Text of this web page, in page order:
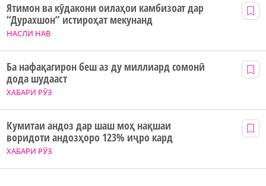
НАСЛИ НАВ
Ятимон ва кӯдакони оилаҳои камбизоат дар
“Дурахшон” истироҳат мекунанд
ХАБАРИ РӮЗ
Ба нафақагирон беш аз ду миллиард сомонӣ
дода шудааст
ХАБАРИ РӮЗ
Кумитаи андоз дар шаш моҳ нақшаи
воридоти андозҳоро 123% иҷро кард